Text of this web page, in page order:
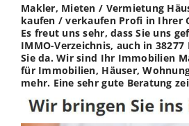
Makler, Mieten / Vermietung
kaufen / verkaufen Profi in Ihrer
Es freut uns sehr, dass Sie uns
IMMO-Verzeichnis, auch in
Sie da. Wir sind Ihr Immobilien
für Immobilien, Häuser,
mehr. Eine sehr gute Beratung